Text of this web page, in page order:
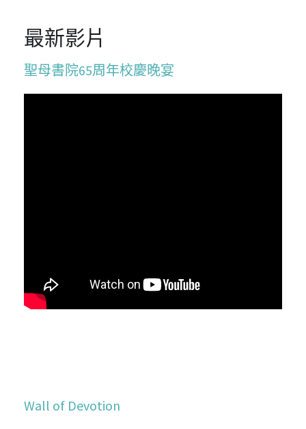
最新影片
聖母書院65周年校慶晚宴
Wall of Devotion